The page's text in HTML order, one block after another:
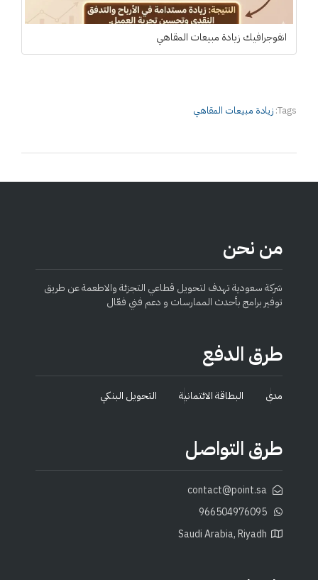
انفوجرافيك زيادة مبيعات المقاهي
Tags: زيادة مبيعات المقاهي
من نحن
شركة سعودية تهدف لتحويل قطاعي التجزئة والاطعمة عن طريق
توفير برامج بأحدث الممارسات و دعم فني فعّال
طرق الدفع
مدى البطاقة الائتمانية التحويل البنكي
طرق التواصل
contact@point.sa
966504976095
Saudi Arabia, Riyadh